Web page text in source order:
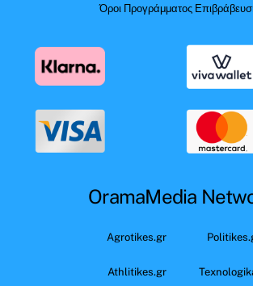
Όροι Προγράμματος
OramaMedia
Agrotikes.gr
Athlitikes.gr